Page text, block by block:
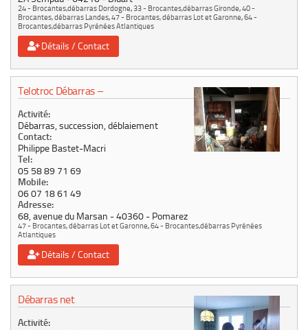
24 - Brocantes,débarras Dordogne,33 - Brocantes,débarras Gironde,40 -
Brocantes, débarras Landes,47 - Brocantes, débarras Lot et Garonne,64 -
Brocantes,débarras Pyrénées Atlantiques
Détails / Contact
Telotroc Débarras –
Activité:
Débarras, succession, déblaiement
Contact:
Philippe Bastet-Macri
Tel:
05 58 89 71 69
Mobile:
06 07 18 61 49
Adresse:
68, avenue du Marsan 40360 Pomarez
47 - Brocantes, débarras Lot et Garonne,64 - Brocantes,débarras Pyrénées
Atlantiques
Détails / Contact
Débarras net
Activité: